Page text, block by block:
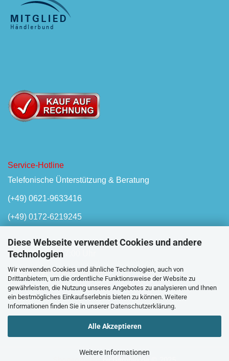
Diese Webseite verwendet Cookies und andere
Technologien
Wir verwenden Cookies und ähnliche Technologien, auch von
Drittanbietern, um die ordentliche Funktionsweise der Website zu
gewährleisten, die Nutzung unseres Angebotes zu analysieren und Ihnen
ein bestmögliches Einkaufserlebnis bieten zu können. Weitere
Informationen finden Sie in unserer Datenschutzerklärung.
Alle Akzeptieren
Weitere Informationen
Service-Hotline
Telefonische Ünterstützung & Beratung
(+49) 0621-9633416
(+49) 0172-6219245
Mo-Fr, 08:00 - 17:00 Uhr
Oder unserKontaktformular